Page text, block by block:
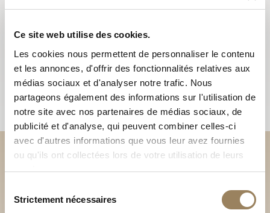
Ce site web utilise des cookies.
Les cookies nous permettent de personnaliser le contenu
et les annonces, d'offrir des fonctionnalités relatives aux
médias sociaux et d'analyser notre trafic. Nous
partageons également des informations sur l'utilisation de
notre site avec nos partenaires de médias sociaux, de
publicité et d'analyse, qui peuvent combiner celles-ci
avec d'autres informations que vous leur avez fournies
ou qu'ils ont collectées lors de votre utilisation de leurs
services.
duStrictement nécessaires
Découvrez nos collections
en Boutique